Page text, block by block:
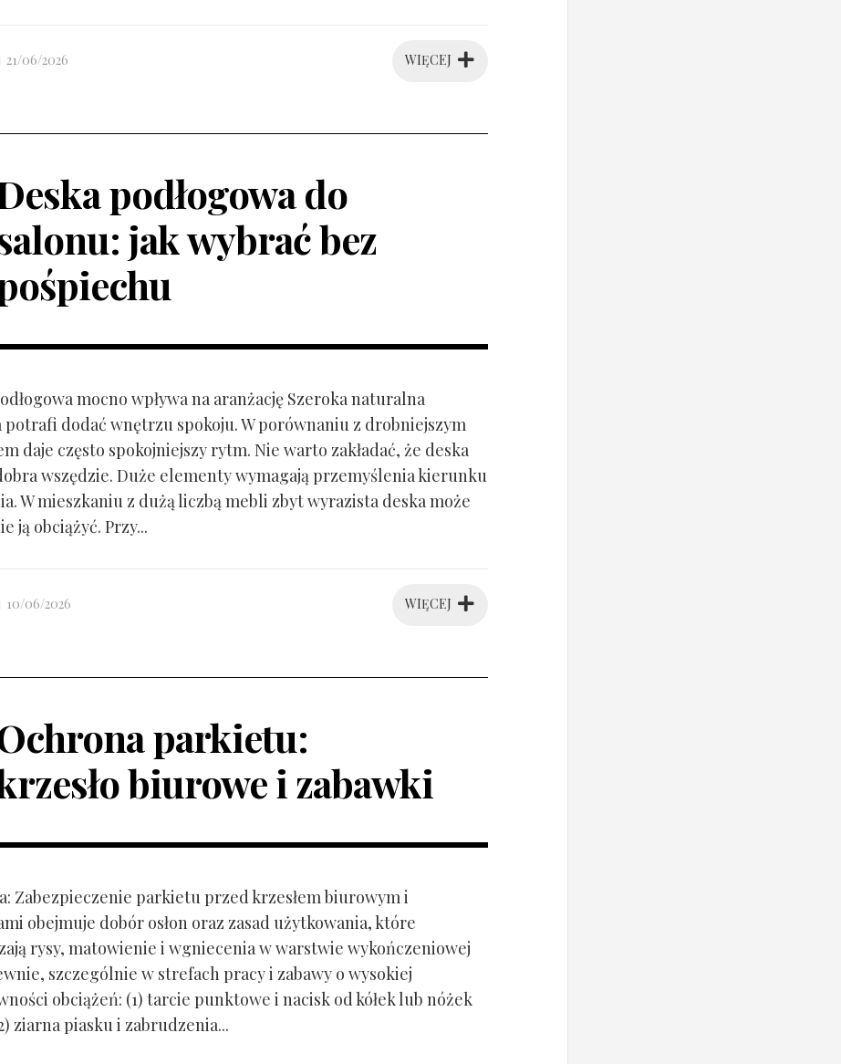
WIĘCEJ
21/06/2026
podłogowa do
jak wybrać bez
mocno wpływa na aranżację Szeroka naturalna
potrafi dodać wnętrzu spokoju. W porównaniu z drobniejszym
daje często spokojniejszy rytm. Nie warto zakładać, że deska
wszędzie. Duże elementy wymagają przemyślenia kierunku
W mieszkaniu z dużą liczbą mebli zbyt wyrazista deska może
ją obciążyć. Przy...
WIĘCEJ
10/06/2026
parkietu:
biurowe i zabawki
Zabezpieczenie parkietu przed krzesłem biurowym i
obejmuje dobór osłon oraz zasad użytkowania, które
rysy, matowienie i wgniecenia w warstwie wykończeniowej
szczególnie w strefach pracy i zabawy o wysokiej
obciążeń: (1) tarcie punktowe i nacisk od kółek lub nóżek
ziarna piasku i zabrudzenia...